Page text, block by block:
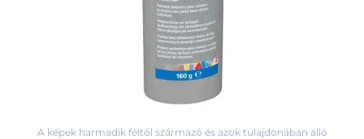
A képek harmadik féltől származó és azok tulajdonában álló